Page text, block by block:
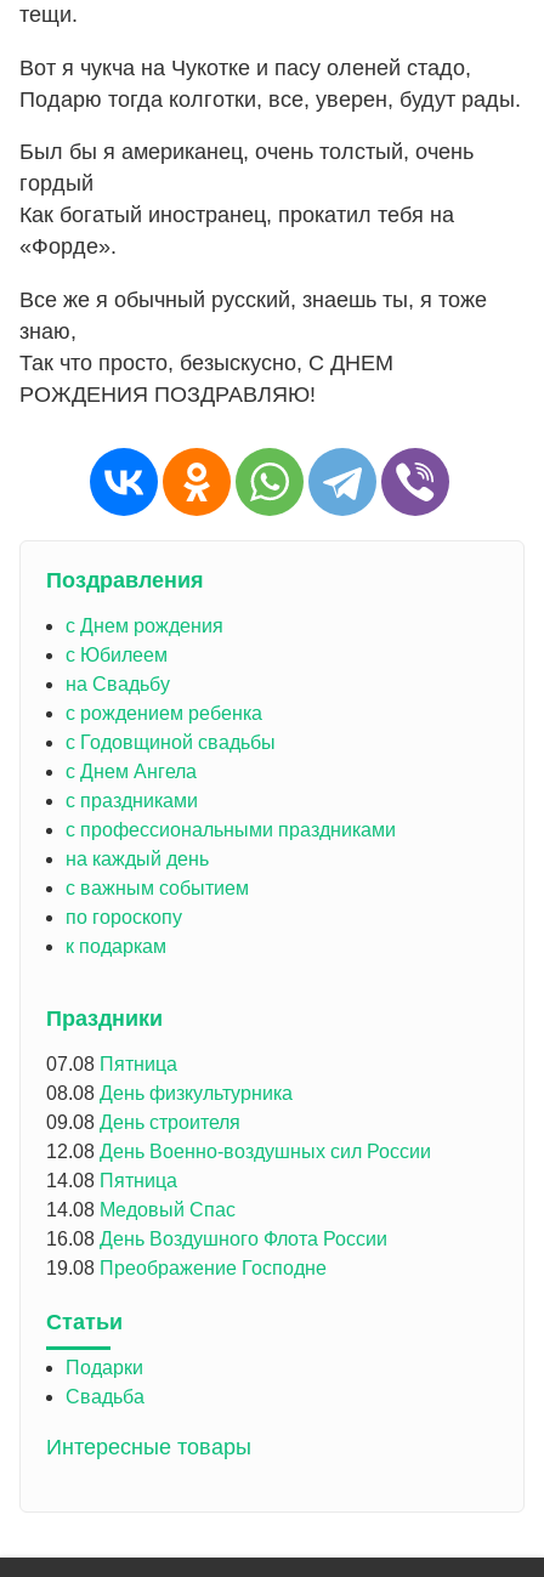
тещи.
Вот я чукча на Чукотке и пасу оленей стадо,
Подарю тогда колготки, все, уверен, будут рады.
Был бы я американец, очень толстый, очень
гордый
Как богатый иностранец, прокатил тебя на
«Форде».
Все же я обычный русский, знаешь ты, я тоже
знаю,
Так что просто, безыскусно, С ДНЕМ
РОЖДЕНИЯ ПОЗДРАВЛЯЮ!
Поздравления
с Днем рождения
с Юбилеем
на Свадьбу
с рождением ребенка
с Годовщиной свадьбы
с Днем Ангела
с праздниками
с профессиональными праздниками
на каждый день
с важным событием
по гороскопу
к подаркам
Праздники
07.08 Пятница
08.08 День физкультурника
09.08 День строителя
12.08 День Военно-воздушных сил России
14.08 Пятница
14.08 Медовый Спас
16.08 День Воздушного Флота России
19.08 Преображение Господне
Статьи
Подарки
Свадьба
Интересные товары